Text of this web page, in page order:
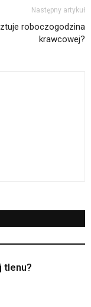
Następny artykuł
roboczogodzina
krawcowej?
tlenu?